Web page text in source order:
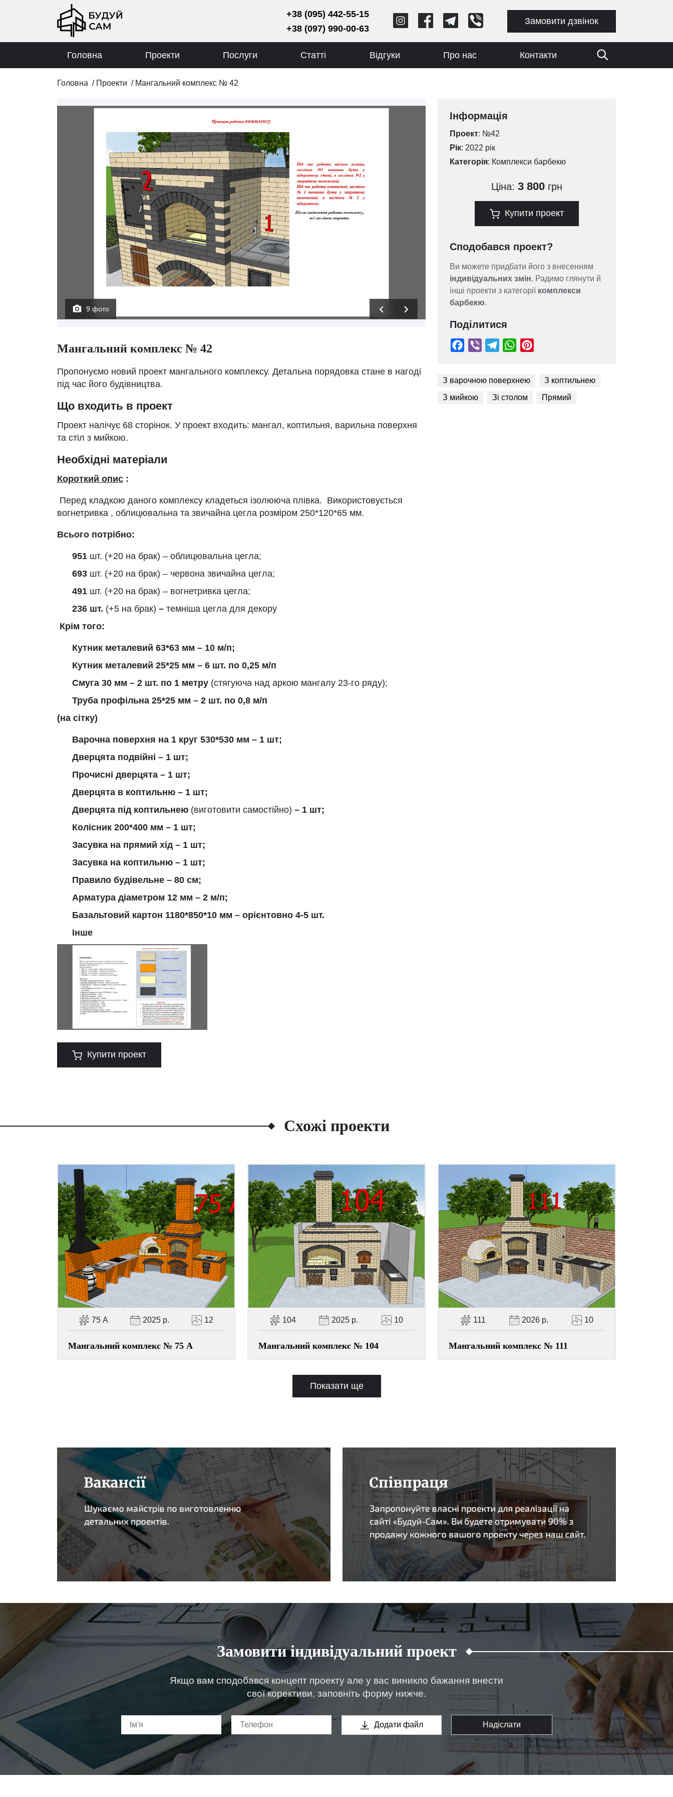
+38 (095) 442-55-15
+38 (097) 990-00-63
Замовити дзвінок
Головна Проекти Послуги Статті Відгуки Про нас Контакти
Головна / Проекти / Мангальний комплекс № 42
9 фото
Мангальний комплекс № 42
Пропонуємо новий проект мангального комплексу. Детальна порядовка стане в нагоді
під час його будівництва.
Що входить в проект
Проект налічує 68 сторінок. У проект входить: мангал, коптильня, варильна поверхня
та стіл з мийкою.
Необхідні матеріали
Короткий опис :
Перед кладкою даного комплексу кладеться ізолююча плівка. Використовується
вогнетривка , облицювальна та звичайна цегла розміром 250*120*65 мм.
Всього потрібно:
951 шт. (+20 на брак) – облицювальна цегла;
693 шт. (+20 на брак) – червона звичайна цегла;
491 шт. (+20 на брак) – вогнетривка цегла;
236 шт. (+5 на брак) – темніша цегла для декору
Крім того:
Кутник металевий 63*63 мм – 10 м/п;
Кутник металевий 25*25 мм – 6 шт. по 0,25 м/п
Смуга 30 мм – 2 шт. по 1 метру (стягуюча над аркою мангалу 23-го ряду);
Труба профільна 25*25 мм – 2 шт. по 0,8 м/п
(на сітку)
Варочна поверхня на 1 круг 530*530 мм – 1 шт;
Дверцята подвійні – 1 шт;
Прочисні дверцята – 1 шт;
Дверцята в коптильню – 1 шт;
Дверцята під коптильнею (виготовити самостійно) – 1 шт;
Колісник 200*400 мм – 1 шт;
Засувка на прямий хід – 1 шт;
Засувка на коптильню – 1 шт;
Правило будівельне – 80 см;
Арматура діаметром 12 мм – 2 м/п;
Базальтовий картон 1180*850*10 мм – орієнтовно 4-5 шт.
Інше
Купити проект
Інформація
Проект: №42
Рік: 2022 рік
Категорія: Комплекси барбекю
Ціна: 3 800 грн
Купити проект
Сподобався проект?
Ви можете придбати його з внесенням
індивідуальних змін. Радимо глянути й
інші проекти з категорії комплекси
барбекю.
Поділитися
Facebook
Viber
З варочною поверхнею
З коптильнею
З мийкою
Зі столом Прямий
Схожі проекти
75 А 2025 р. 12
Мангальний комплекс № 75 А
104 2025 р. 10
Мангальний комплекс № 104
111 2026 р. 10
Мангальний комплекс № 111
Показати ще
Замовити індивідуальний проект
Якщо вам сподобався концепт проекту але у вас виникло бажання внести
свої корективи, заповніть форму нижче.
Додати файл Надіслати